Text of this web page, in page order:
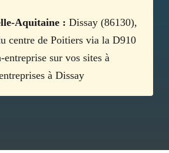
Aquitaine : Dissay (86130),
centre de Poitiers via la D910
entreprise sur vos sites à
à Dissay